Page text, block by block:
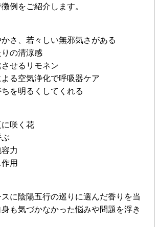
例をご紹介します。
さ、若々しい無邪気さがある
の清涼感
せるリモネン
る空気浄化で呼吸器ケア
を明るくしてくれる
咲く花
力
用
に陰陽五行の巡りに選んだ香りを当
も気づかなかった悩みや問題を浮き